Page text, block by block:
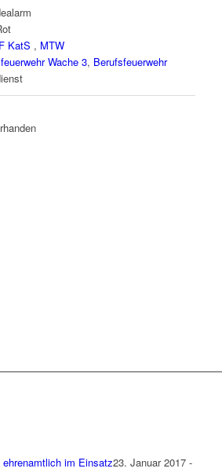
KatS , MTW
Wache 3, Berufsfeuerwehr
im Einsatz23. Januar 2017 -